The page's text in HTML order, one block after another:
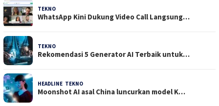
TEKNO
WhatsApp Kini Dukung Video Call Langsung…
TEKNO
Rekomendasi 5 Generator AI Terbaik untuk…
HEADLINE TEKNO
Moonshot AI asal China luncurkan model K…